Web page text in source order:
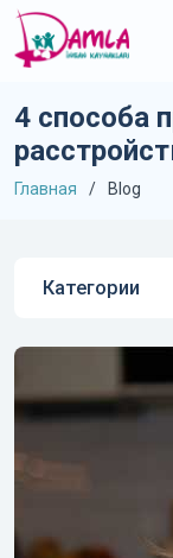
4 способа
Главная Blog
Категории